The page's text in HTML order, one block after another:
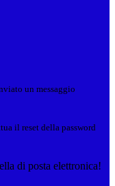
un messaggio
il reset della password
di posta elettronica!